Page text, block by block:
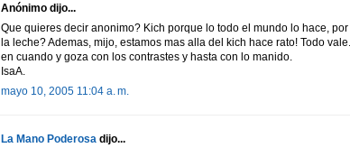
Anónimo dijo...
Que quieres decir anonimo? Kich porque lo todo el mundo lo hace,
la leche? Ademas, mijo, estamos mas alla del kich hace rato! Todo
en cuando y goza con los contrastes y hasta con lo manido.
IsaA.
mayo 10, 2005 11:04 a. m.
La Mano Poderosa dijo...